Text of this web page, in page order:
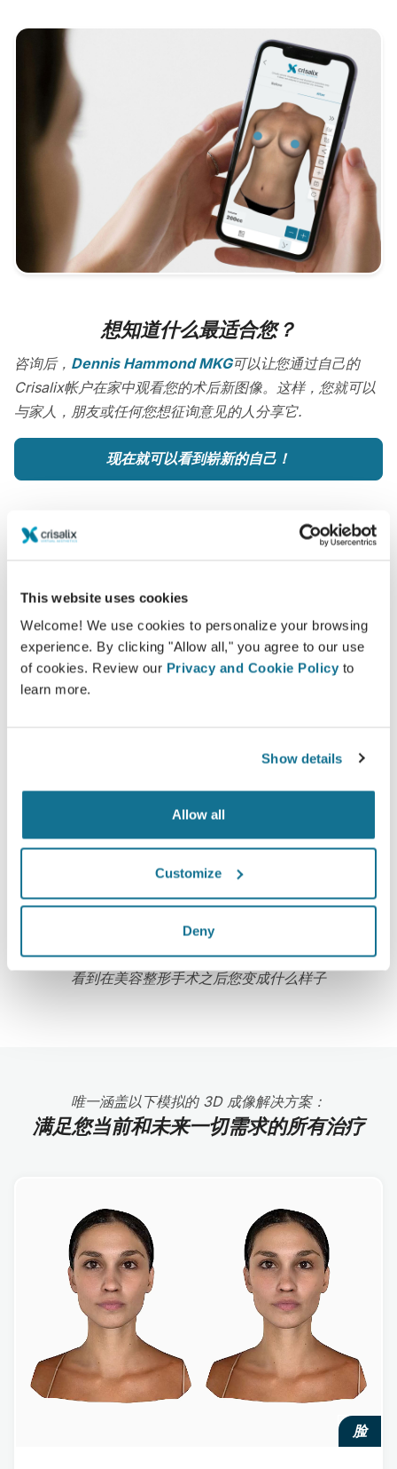
This website uses cookies
Welcome! We use cookies to personalize your browsing
experience. By clicking "Allow all," you agree to our use
of cookies. Review our Privacy and Cookie Policy to
learn more.
Show details
Allow all
Customize
Deny
想知道什么最适合您？
咨询后， Dennis Hammond MKG可以让您通过自己的
Crisalix帐户在家中观看您的术后新图像。这样，您就可以
与家人，朋友或任何您想征询意见的人分享它.
现在就可以看到崭新的自己！
容易安全
Crisalix 始终致力于保护您的个人隐私。我们的服务
器是完全加密的：您的信息是安全并且私密的。
超过100国家的医生们，已经开始使用第一部基于网
络，适用于美容整形手术的3D模拟器，同时，一些美
容整容协会也极力推荐它。
在3D模拟仿真当中崭新的自己
看到在美容整形手术之后您变成什么样子
唯一涵盖以下模拟的 3D 成像解决方案：
满足您当前和未来一切需求的所有治疗
脸